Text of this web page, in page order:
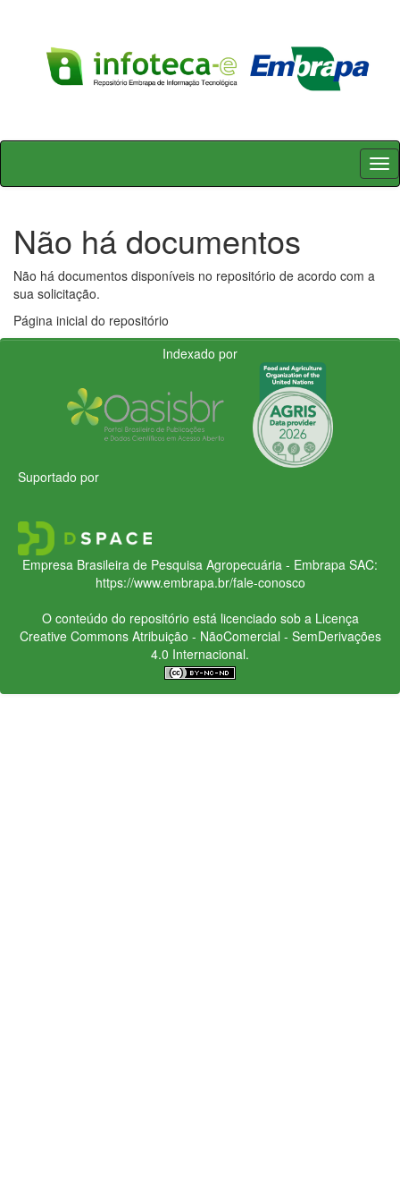
Skip
Não há documentos
Não há documentos disponíveis no repositório de acordo com a
sua solicitação.
Página inicial do repositório
Indexado por
Suportado por
Empresa Brasileira de Pesquisa Agropecuária - Embrapa SAC:
https://www.embrapa.br/fale-conosco
O conteúdo do repositório está licenciado sob a Licença
Creative CommonsAtribuição - NãoComercial - SemDerivações
4.0 Internacional.